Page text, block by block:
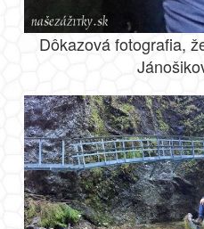
Dôkazová fotografia,